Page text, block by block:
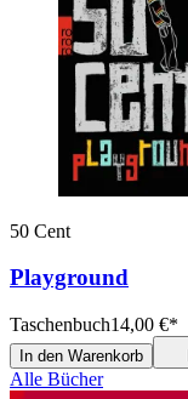
50 Cent
Playground
Taschenbuch14,00 €*
In den Warenkorb
Alle Bücher